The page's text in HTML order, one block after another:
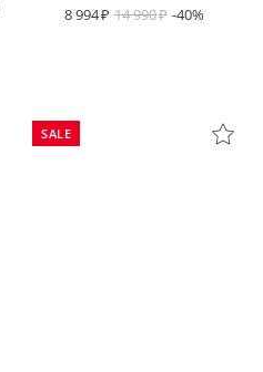
8 994
14 990 -40%
SALE